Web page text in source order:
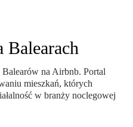
Balearach
Balearów na Airbnb. Portal
mieszkań, których
w branży noclegowej